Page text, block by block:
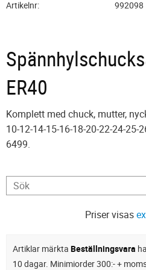
Artikelnr
992098
ER40
Komplett med chuck, mutter,
10-12-14-15-16-18-20-22-24-25-
6499.
Priser visas
Artiklar märkta Beställningsvara
10 dagar. Minimiorder 300:- +